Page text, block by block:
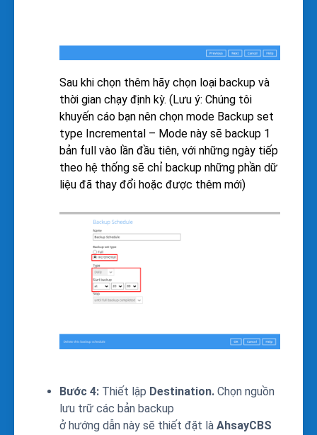
Sau khi chọn thêm hãy chọn loại backup và
thời gian chạy định kỳ. (Lưu ý: Chúng tôi
khuyến cáo bạn nên chọn mode Backup set
type Incremental – Mode này sẽ backup 1
bản full vào lần đầu tiên, với những ngày tiếp
theo hệ thống sẽ chỉ backup những phần dữ
liệu đã thay đổi hoặc được thêm mới)
Bước 4: Thiết lập Destination. Chọn nguồn
lưu trữ các bản backup
ở hướng dẫn này sẽ thiết đặt là AhsayCBS